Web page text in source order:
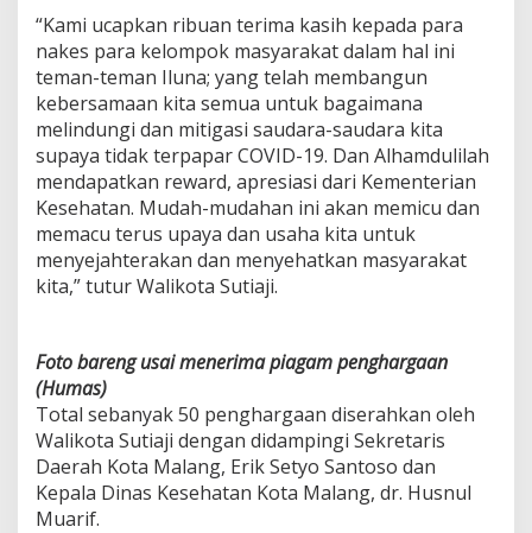
P
e
n
g
h
a
r
g
a
n
d
a
e
e
n
k
e
s
“Kami ucapkan ribuan terima kasih kepada para
nakes para kelompok masyarakat dalam hal ini
teman-teman Iluna; yang telah membangun
kebersamaan kita semua untuk bagaimana
melindungi dan mitigasi saudara-saudara kita
supaya tidak terpapar COVID-19. Dan Alhamdulilah
mendapatkan reward, apresiasi dari Kementerian
Kesehatan. Mudah-mudahan ini akan memicu dan
memacu terus upaya dan usaha kita untuk
menyejahterakan dan menyehatkan masyarakat
kita,” tutur Walikota Sutiaji.
Foto bareng usai menerima piagam penghargaan
(Humas)
Total sebanyak 50 penghargaan diserahkan oleh
Walikota Sutiaji dengan didampingi Sekretaris
Daerah Kota Malang, Erik Setyo Santoso dan
Kepala Dinas Kesehatan Kota Malang, dr. Husnul
Muarif.